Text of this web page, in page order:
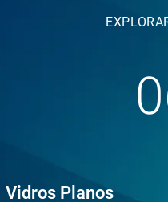
Vidros Planos